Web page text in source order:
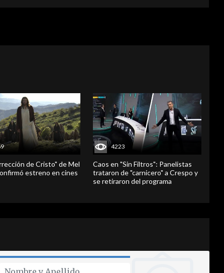
de Cristo" de Mel
estreno en cines
4223
Caos en "Sin Filtros": Panelistas
trataron de "carnicero" a Crespo y
se retiraron del programa